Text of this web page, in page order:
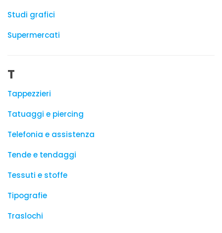
Studi grafici
Supermercati
T
Tappezzieri
Tatuaggi e piercing
Telefonia e assistenza
Tende e tendaggi
Tessuti e stoffe
Tipografie
Traslochi